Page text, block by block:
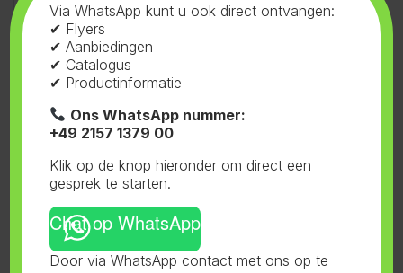
Bio Roots
Ferro ,Bio Roots Tag:Ferro
Via WhatsApp kunt u ook direct ontvangen:
✔ Flyers
✔ Aanbiedingen
✔ Catalogus
✔ Productinformatie
Ons WhatsApp nummer:
+49 2157 1379 00
Klik op de knop hieronder om direct een
gesprek te starten.
Chat op WhatsApp
Door via WhatsApp contact met ons op te